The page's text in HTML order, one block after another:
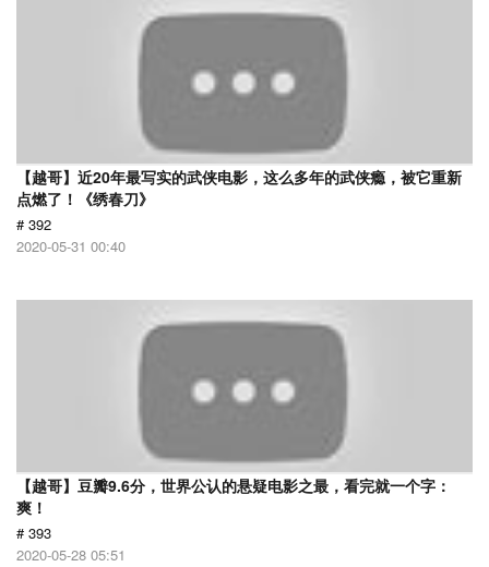
【越哥】近20年最写实的武侠电影，这么多年的武侠瘾，被它重新
点燃了！《绣春刀》
# 392
2020-05-31 00:40
【越哥】豆瓣9.6分，世界公认的悬疑电影之最，看完就一个字：
爽！
# 393
2020-05-28 05:51